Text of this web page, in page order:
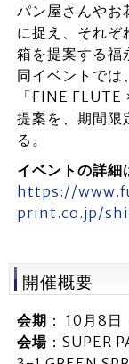
パン屋さんやお
に捉え、それぞ
箱を提案する福
同イベントでは
「FINE
提案を、期間限
る。
イベントの詳細
https://
print.co.jp/
開催概要
会期 ： 10月8日
会場：SUPER